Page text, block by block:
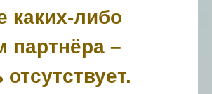
каких-либо
партнёра –